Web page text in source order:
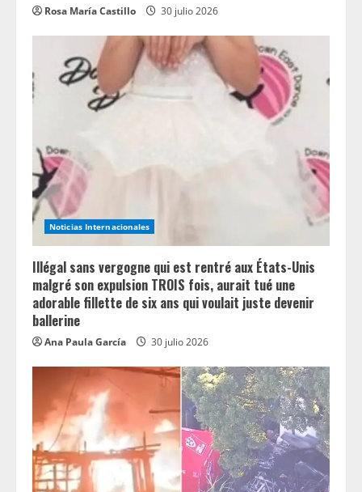
Rosa María Castillo 30 julio 2026
Noticias Internacionales
Illégal sans vergogne qui est rentré aux États-Unis
malgré son expulsion TROIS fois, aurait tué une
adorable fillette de six ans qui voulait juste devenir
ballerine
Ana Paula García 30 julio 2026